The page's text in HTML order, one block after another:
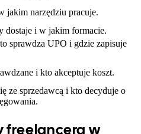
jakim narzędziu pracuje.
dostaje i w jakim formacie.
sprawdza UPO i gdzie zapisuje
i kto akceptuje koszt.
ze sprzedawcą i kto decyduje o
freelancera w